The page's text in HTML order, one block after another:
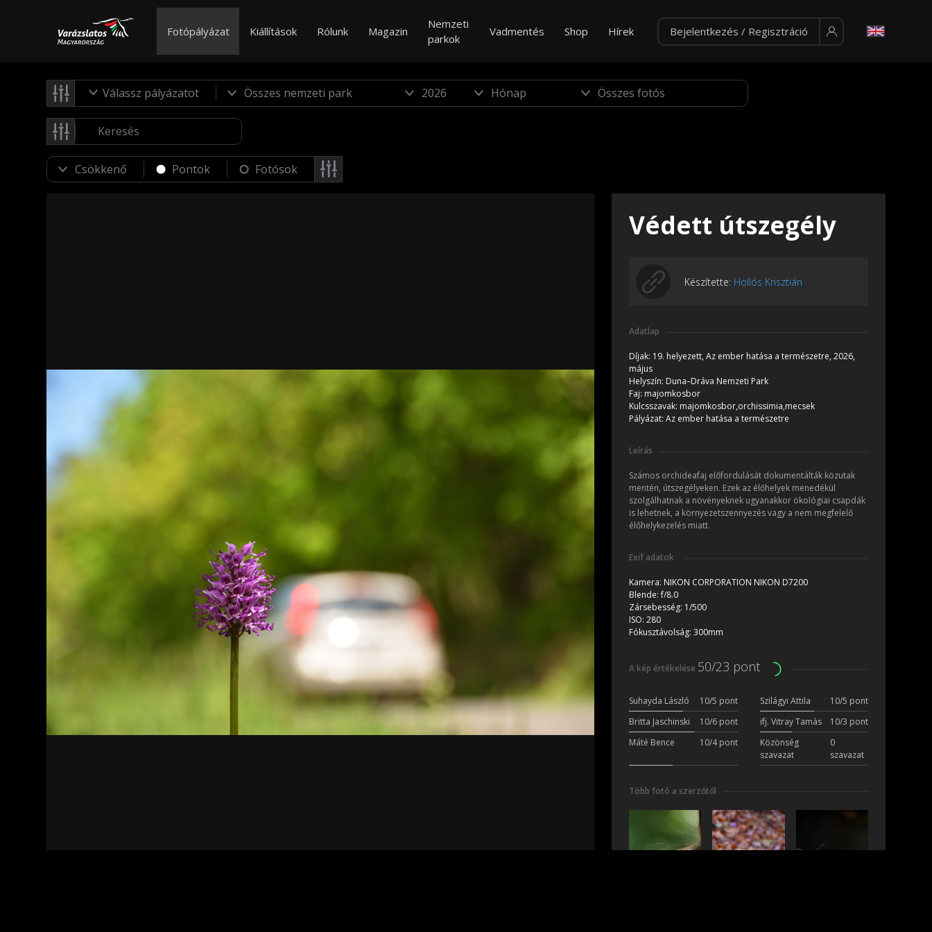
Fotópályázat Kiállítások Rólunk Magazin
Nemzeti
parkok
Vadmentés Shop Hírek Bejelentkezés / Regisztráció
Válassz pályázatot
Pontok Fotósok
Védett útszegély
Készítette: Hollós Krisztián
Adatlap
Díjak: 19. helyezett, Az ember hatása a természetre, 2026,
május
Helyszín: Duna–Dráva Nemzeti Park
Faj: majomkosbor
Kulcsszavak: majomkosbor,orchissimia,mecsek
Pályázat: Az ember hatása a természetre
Leírás
Számos orchideafaj előfordulását dokumentálták közutak
mentén, útszegélyeken. Ezek az élőhelyek menedékül
szolgálhatnak a növényeknek ugyanakkor ökológiai csapdák
is lehetnek, a környezetszennyezés vagy a nem megfelelő
élőhelykezelés miatt.
Exif adatok
Kamera: NIKON CORPORATION NIKON D7200
Blende:f/8.0
Zársebesség: 1/500
ISO: 280
Fókusztávolság: 300mm
A kép értékelése 50/23 pont
Suhayda László 10/5 pont Szilágyi Attila
10/5 pont
Britta Jaschinski
10/6 pont ifj. Vitray Tamás
10/3 pont
Máté Bence
10/4 pont
Közönség
szavazat
0
szavazat
Több fotó a szerzőtől